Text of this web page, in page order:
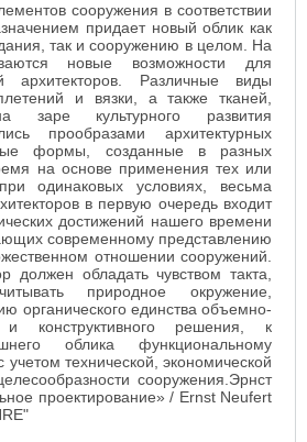
сооружения в соответствии
придает новый облик как
так и сооружению в целом. На
новые возможности для
архитекторов. Различные виды
и вязки, а также тканей,
заре культурного развития
прообразами архитектурных
формы, созданные в разных
на основе применения тех или
одинаковых условиях, весьма
в первую очередь входит
достижений нашего времени
современному представлению
отношении сооружений.
должен обладать чувством такта,
природное окружение,
органического единства объемно-
и конструктивного решения, к
облика функциональному
технической, экономической
сооружения.Эрнст
проектирование» / Ernst Neufert